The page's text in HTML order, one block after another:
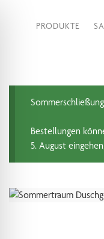
PRODUKTE
Bestellungen
5. August